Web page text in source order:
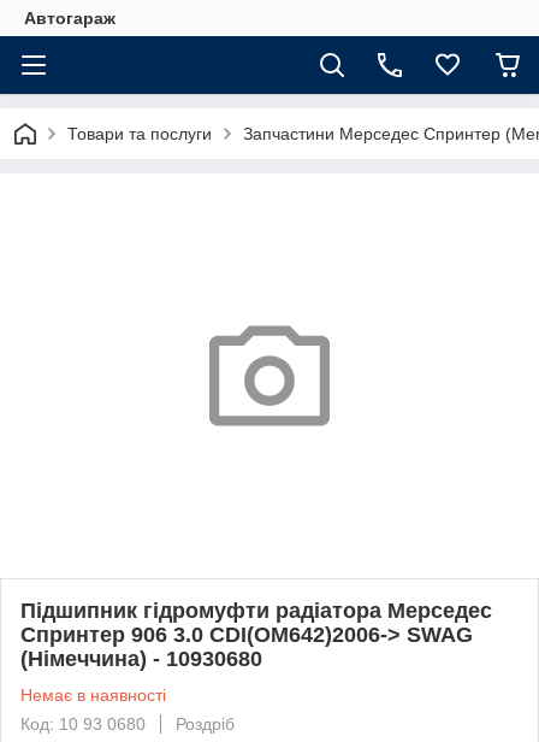
Автогараж
Товари та послуги Запчастини Мерседес Спринтер
Підшипник гідромуфти радіатора Мерседес
Спринтер 906 3.0 CDI(OM642)2006-> SWAG
(Німеччина) - 10930680
Немає в наявності
Код: 10 93 0680
Роздріб